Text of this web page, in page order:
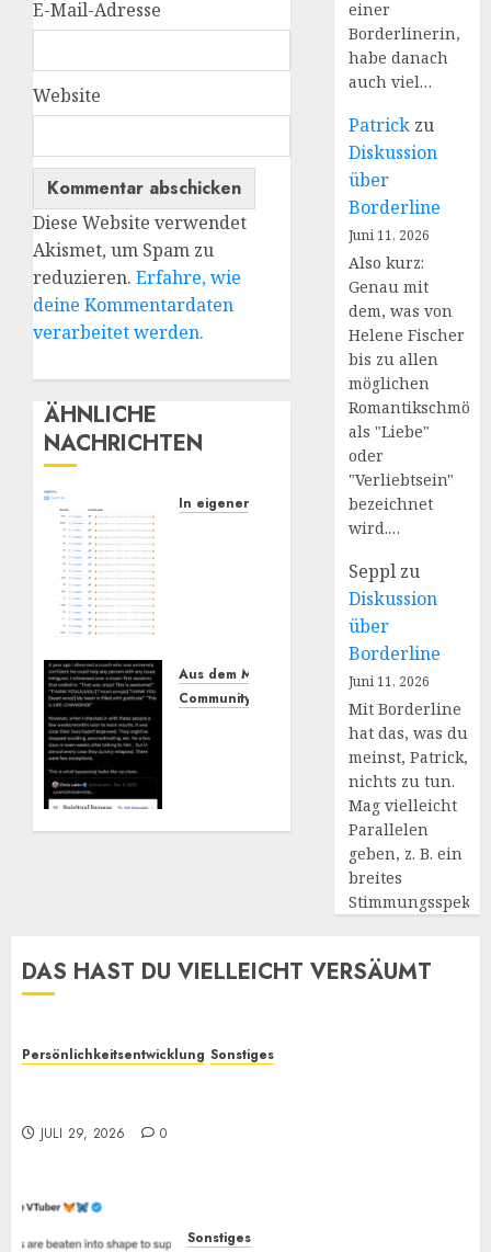
E-Mail-Adresse
Website
Diese Website verwendet
Akismet, um Spam zu
reduzieren. Erfahre, wie
deine Kommentardaten
verarbeitet werden.
ÄHNLICHE
NACHRICHTEN
In eigener Sache
JULI 6,
2026
0
Aus dem MM Prozess: Erfahrungen
Community
In eigener Sache
JANUAR
17, 2026
einer
Borderlinerin,
habe danach
auch viel…
Patrick zu
Diskussion
über
Borderline
Juni 11, 2026
Also kurz:
Genau mit
dem, was von
Helene Fischer
bis zu allen
möglichen
als "Liebe"
oder
"Verliebtsein"
bezeichnet
wird.…
Seppl zu
Diskussion
über
Borderline
Juni 11, 2026
Mit Borderline
hat das, was du
meinst, Patrick,
nichts zu tun.
Mag vielleicht
Parallelen
geben, z. B. ein
breites
DAS HAST DU VIELLEICHT VERSÄUMT
Persönlichkeitsentwicklung Sonstiges
JULI 29, 2026 0
Sonstiges